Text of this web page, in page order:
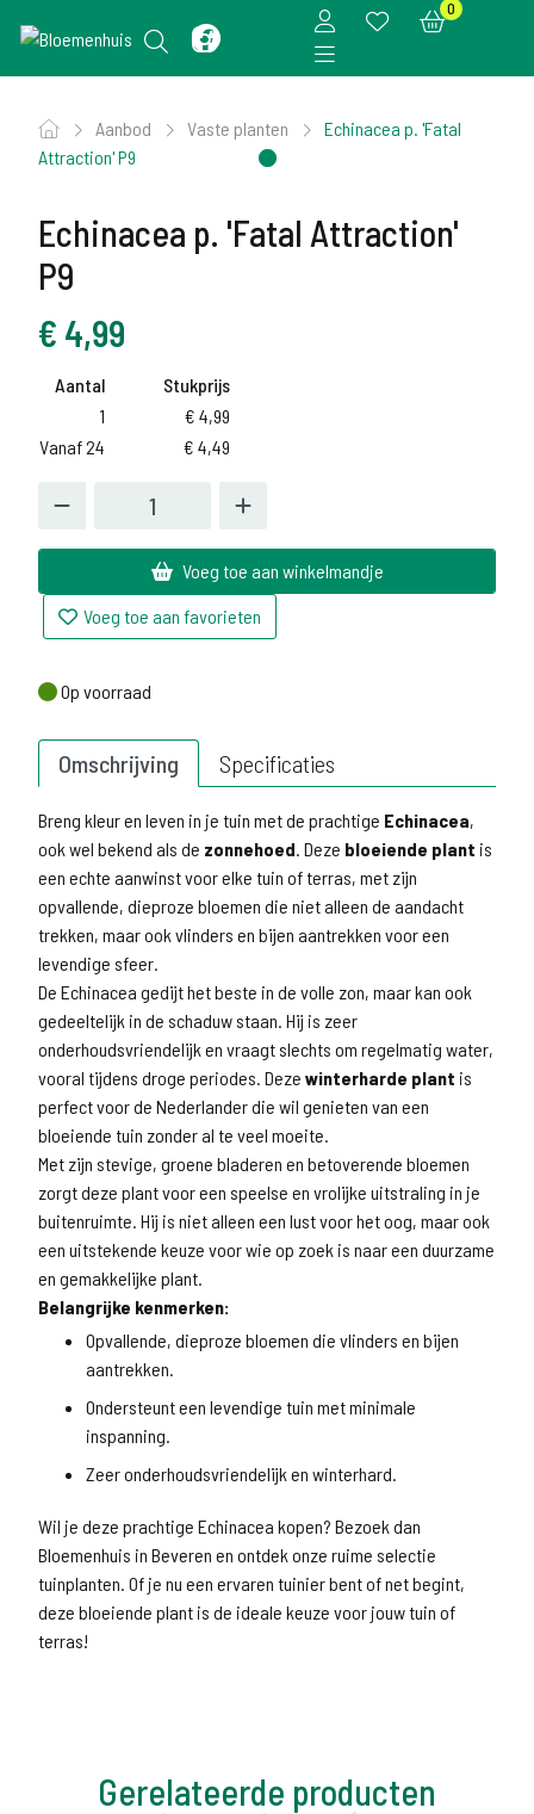
0
Aanbod Vaste planten
Echinacea p. 'Fatal
Attraction' P9
Echinacea p. 'Fatal Attraction'
P9
€ 4,99
Aantal
Stukprijs
1
€ 4,99
Vanaf 24
€ 4,49
Voeg toe aan winkelmandje
Voeg toe aan favorieten
Op voorraad
Op voorraad
Omschrijving Specificaties
Breng kleur en leven in je tuin met de prachtige Echinacea,
ook wel bekend als de zonnehoed. Deze bloeiende plant is
een echte aanwinst voor elke tuin of terras, met zijn
opvallende, dieproze bloemen die niet alleen de aandacht
trekken, maar ook vlinders en bijen aantrekken voor een
levendige sfeer.
De Echinacea gedijt het beste in de volle zon, maar kan ook
gedeeltelijk in de schaduw staan. Hij is zeer
onderhoudsvriendelijk en vraagt slechts om regelmatig water,
vooral tijdens droge periodes. Deze winterharde plant is
perfect voor de Nederlander die wil genieten van een
bloeiende tuin zonder al te veel moeite.
Met zijn stevige, groene bladeren en betoverende bloemen
zorgt deze plant voor een speelse en vrolijke uitstraling in je
buitenruimte. Hij is niet alleen een lust voor het oog, maar ook
een uitstekende keuze voor wie op zoek is naar een duurzame
en gemakkelijke plant.
Belangrijke kenmerken:
Opvallende, dieproze bloemen die vlinders en bijen
aantrekken.
Ondersteunt een levendige tuin met minimale
inspanning.
Zeer onderhoudsvriendelijk en winterhard.
Wil je deze prachtige Echinacea kopen? Bezoek dan
Bloemenhuis in Beveren en ontdek onze ruime selectie
tuinplanten. Of je nu een ervaren tuinier bent of net begint,
deze bloeiende plant is de ideale keuze voor jouw tuin of
terras!
Gerelateerde producten